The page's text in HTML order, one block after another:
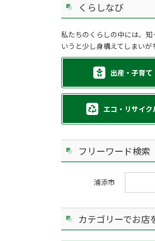
くらしなび
私たちのくらしの中には、
いうと少し身構えてしまい
出産・子育て
エコ・リサイク
フリーワード検索
浦添市
カテゴリーでお店